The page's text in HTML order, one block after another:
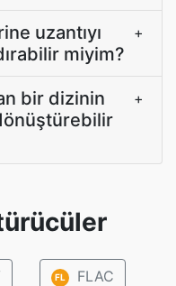
uzantıyı
miyim?
+
bir dizinin
+
FL FLAC